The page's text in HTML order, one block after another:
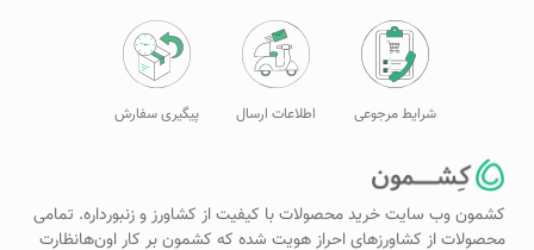
کشمون وب سایت خرید محصولات با کیفیت از کشاورز و زنبورداره. تمامی
محصولات از کشاورزهای احراز هویت شده که کشمون بر کار اون‌هانظارت
شرایط مرجوعی اطلاعات ارسال پیگیری سفارش